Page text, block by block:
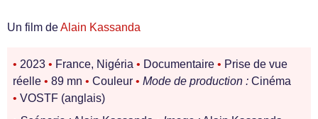
Un film deAlain Kassanda
• 2023 • France, Nigéria • Documentaire • Prise de vue
réelle • 89 mn • Couleur • Mode de production : Cinéma
• VOSTF (anglais)